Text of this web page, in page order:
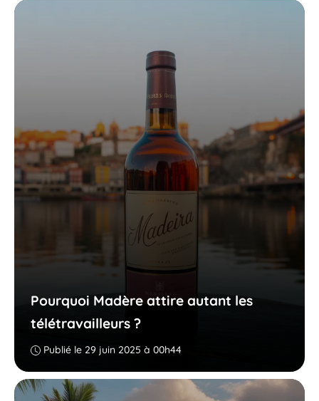
Pourquoi Madère attire autant les
télétravailleurs ?
Publié le 29 juin 2025 à 00h44